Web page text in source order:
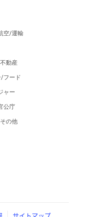
空/運輸
動産
/フード
ャー
公庁
の他